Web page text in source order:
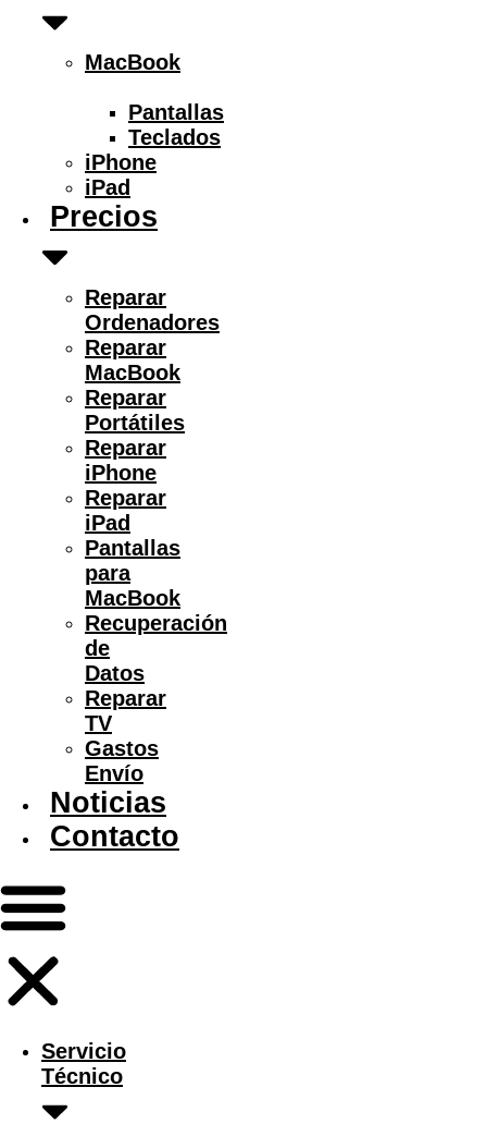
MacBook
Pantallas
Teclados
iPhone
iPad
Precios
Reparar
Ordenadores
Reparar
MacBook
Reparar
Portátiles
Reparar
iPhone
Reparar
iPad
Pantallas
para
MacBook
Recuperación
de
Datos
Reparar
TV
Gastos
Envío
Noticias
Contacto
Servicio
Técnico